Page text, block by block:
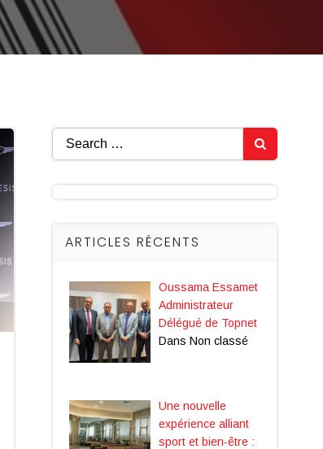
Search
for:
ARTICLES RÉCENTS
Oussama Essamet
Administrateur
Délégué de Topnet
Dans Non classé
Une nouvelle
expérience alliant
sport et bien-être :